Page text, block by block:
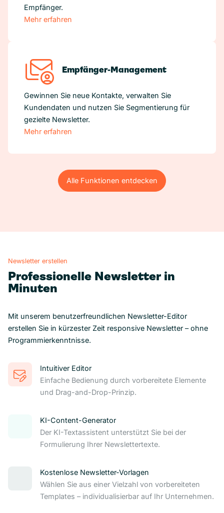
Empfänger.
Mehr erfahren
Empfänger-Management
Gewinnen Sie neue Kontakte, verwalten Sie
Kundendaten und nutzen Sie Segmentierung für
gezielte Newsletter.
Mehr erfahren
Alle Funktionen entdecken
Alle Funktionen entdecken
Newsletter erstellen
Professionelle Newsletter in
Minuten
Mit unserem benutzerfreundlichen Newsletter-Editor
erstellen Sie in kürzester Zeit responsive Newsletter – ohne
Programmierkenntnisse.
Intuitiver Editor
Einfache Bedienung durch vorbereitete Elemente
und Drag-and-Drop-Prinzip.
KI-Content-Generator
Der KI-Textassistent unterstützt Sie bei der
Formulierung Ihrer Newslettertexte.
Kostenlose Newsletter-Vorlagen
Wählen Sie aus einer Vielzahl von vorbereiteten
Templates – individualisierbar auf Ihr Unternehmen.